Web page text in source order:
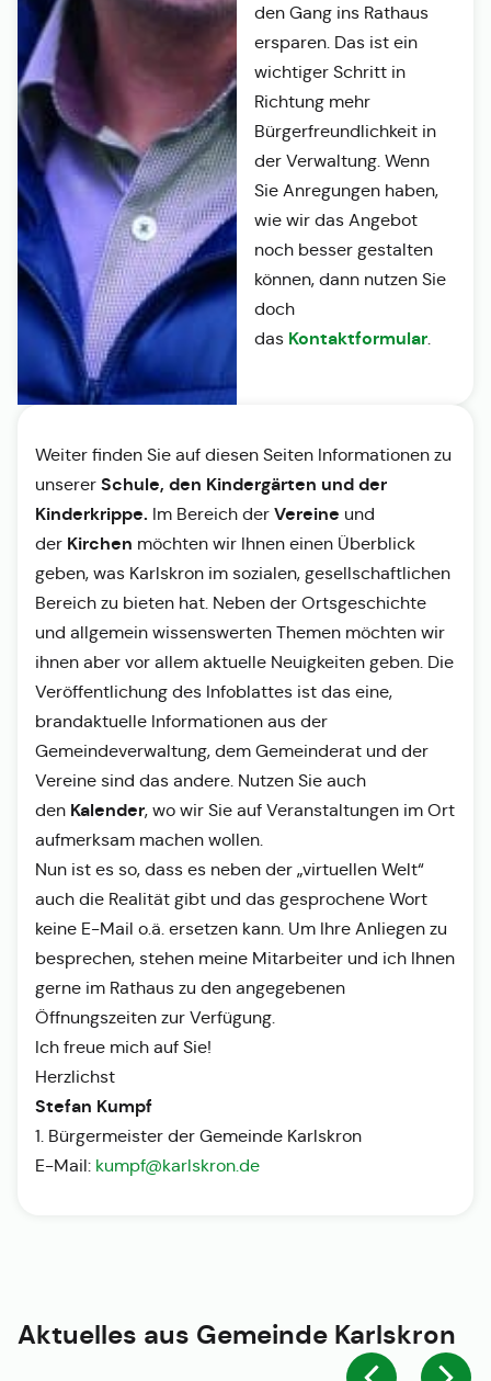
den Gang ins Rathaus
ersparen. Das ist ein
wichtiger Schritt in
Richtung mehr
Bürgerfreundlichkeit in
der Verwaltung. Wenn
Sie Anregungen haben,
wie wir das Angebot
noch besser gestalten
können, dann nutzen Sie
doch
das Kontaktformular.
Weiter finden Sie auf diesen Seiten Informationen zu
unserer Schule, den Kindergärten und der
Kinderkrippe. Im Bereich der Vereine und
der Kirchen möchten wir Ihnen einen Überblick
geben, was Karlskron im sozialen, gesellschaftlichen
Bereich zu bieten hat. Neben der Ortsgeschichte
und allgemein wissenswerten Themen möchten wir
ihnen aber vor allem aktuelle Neuigkeiten geben. Die
Veröffentlichung des Infoblattes ist das eine,
brandaktuelle Informationen aus der
Gemeindeverwaltung, dem Gemeinderat und der
Vereine sind das andere. Nutzen Sie auch
den Kalender, wo wir Sie auf Veranstaltungen im Ort
aufmerksam machen wollen.
Nun ist es so, dass es neben der „virtuellen Welt“
auch die Realität gibt und das gesprochene Wort
keine E-Mail o.ä. ersetzen kann. Um Ihre Anliegen zu
besprechen, stehen meine Mitarbeiter und ich Ihnen
gerne im Rathaus zu den angegebenen
Öffnungszeiten zur Verfügung.
Ich freue mich auf Sie!
Herzlichst
Stefan Kumpf
1. Bürgermeister der Gemeinde Karlskron
E-Mail: kumpf@karlskron.de
Aktuelles aus Gemeinde Karlskron